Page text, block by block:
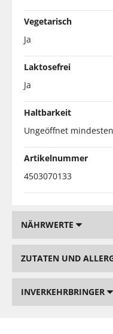
Vegetarisch
Ja
Laktosefrei
Ja
Haltbarkeit
Ungeöffnet
Artikelnummer
4503070133
NÄHRWERTE
ZUTATEN UND
INVERKEHRBRINGER